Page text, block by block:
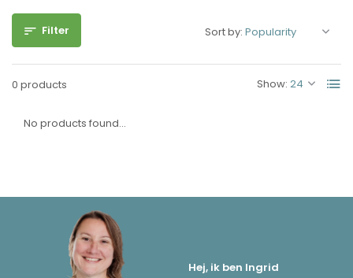
Filter
0 products Show:
Sort by:
No products found...
Hej, ik ben Ingrid